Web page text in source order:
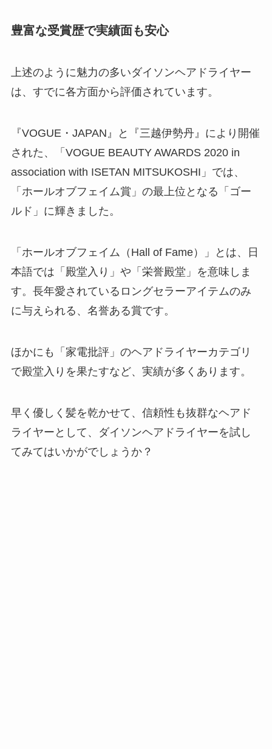
豊富な受賞歴で実績面も安心
上述のように魅力の多いダイソンヘアドライヤー
は、 すでに各方面から評価されています。
『VOGUE・JAPAN』と『三越伊勢丹』により開催
された、「VOGUE BEAUTY AWARDS 2020 in
association with ISETAN MITSUKOSHI」では、
「ホールオブフェイム賞」の最上位となる「ゴー
ルド」に輝きました。
「ホールオブフェイム（Hall of Fame）」とは、日
本語では「殿堂入り」や「栄誉殿堂」を意味しま
す。長年愛されているロングセラーアイテムのみ
に与えられる、名誉ある賞です。
ほかにも「家電批評」のヘアドライヤーカテゴリ
で殿堂入りを果たすなど、実績が多くあります。
早く優しく髪を乾かせて、信頼性も抜群なヘアド
ライヤーとして、ダイソンヘアドライヤーを試し
てみてはいかがでしょうか？